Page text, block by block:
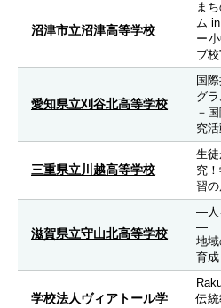
沼津市立沼津高等学校
ま
ム
ー
ブ
愛知県立刈谷北高等学校
国
グラ
－
究
三重県立川越高等学校
生
究
習の
滋賀県立守山北高等学校
―人
―
地
育成
学校法人ヴィアトール学
伝